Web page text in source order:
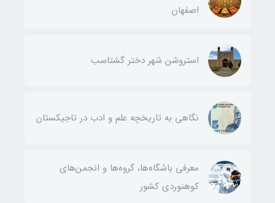
اصفهان
استروشن شهر دختر گشتاسب
نگاهی به تاریخچه علم و ادب در تاجیکستان
معرفی باشگاه‌ها، گروه‌ها و انجمن‌های
کوهنوردی کشور